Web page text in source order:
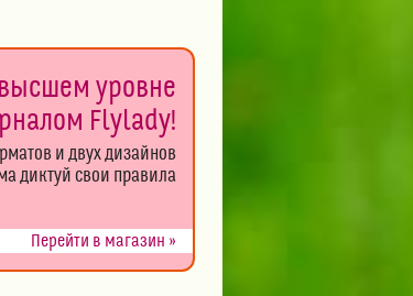
уровне
Flylady!
и двух дизайнов
диктуй свои правила
Перейти в магазин »